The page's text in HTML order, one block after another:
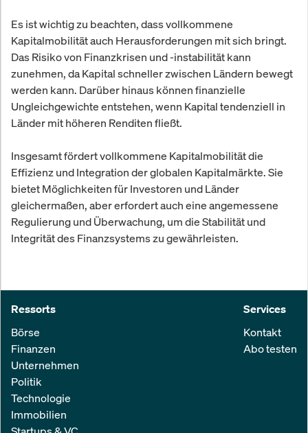
Es ist wichtig zu beachten, dass vollkommene
Kapitalmobilität auch Herausforderungen mit sich bringt.
Das Risiko von Finanzkrisen und -instabilität kann
zunehmen, da Kapital schneller zwischen Ländern bewegt
werden kann. Darüber hinaus können finanzielle
Ungleichgewichte entstehen, wenn Kapital tendenziell in
Länder mit höheren Renditen fließt.
Insgesamt fördert vollkommene Kapitalmobilität die
Effizienz und Integration der globalen Kapitalmärkte. Sie
bietet Möglichkeiten für Investoren und Länder
gleichermaßen, aber erfordert auch eine angemessene
Regulierung und Überwachung, um die Stabilität und
Integrität des Finanzsystems zu gewährleisten.
Ressorts
Börse
Finanzen
Unternehmen
Politik
Technologie
Immobilien
Services
Kontakt
Abo testen